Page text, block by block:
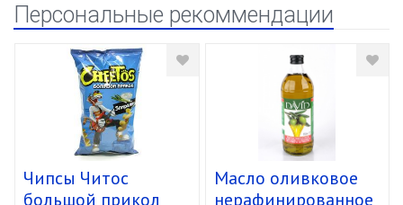
Персональные рекоммендации
Чипсы Читос
большой прикол
Масло оливковое
нерафинированное